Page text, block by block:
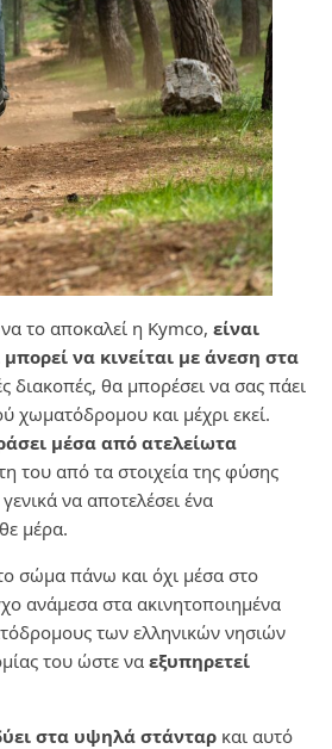
το αποκαλεί η Kymco, είναι
να κινείται με άνεση στα
διακοπές, θα μπορέσει να σας πάει
χωματόδρομου και μέχρι εκεί.
μέσα από ατελείωτα
του από τα στοιχεία της φύσης
να αποτελέσει ένα
μέρα.
σώμα πάνω και όχι μέσα στο
ανάμεσα στα ακινητοποιημένα
των ελληνικών νησιών
του ώστε ναεξυπηρετεί
στα υψηλά στάνταρ και αυτό